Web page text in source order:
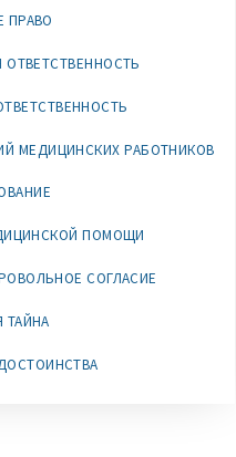
ПРАВО
МЕДИЦИНСКИХ РАБОТНИКОВ
ПОМОЩИ
СОГЛАСИЕ
ТАЙНА